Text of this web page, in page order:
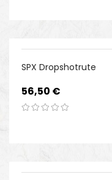
SPX Dropshotrute
Preis
56,50 €